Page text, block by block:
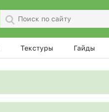
Текстуры Гайды